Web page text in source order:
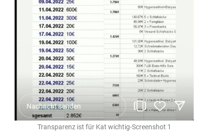
Transparenz ist für Kat wichtig-Screenshot 1